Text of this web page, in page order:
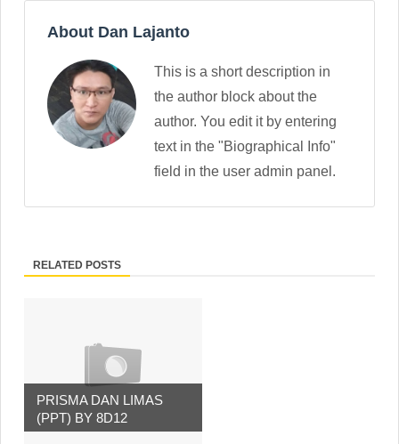
About Dan Lajanto
This is a short description in
the author block about the
author. You edit it by entering
text in the "Biographical Info"
field in the user admin panel.
RELATED POSTS
PRISMA DAN LIMAS
(PPT) BY 8D12